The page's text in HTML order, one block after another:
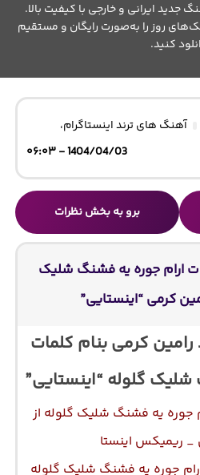
ایرانی و خارجی با کیفیت بالا.
روز را به‌صورت رایگان و مستقیم
کنید.
آهنگ های ترند اینستاگرام،
1404/04/03 - ۰۶:۰۳
برو به بخش نظرات
ارام جوره یه فشنگ شلیک
کرمی “اینستایی”
کرمی بنام کلمات
گلوله “اینستایی”
جوره یه فشنگ شلیک گلوله از
_ ریمیکس اینستا
جوره یه فشنگ شلیک گلوله